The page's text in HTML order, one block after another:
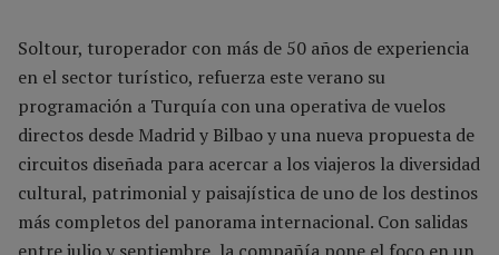
Soltour, turoperador con más de 50 años de experiencia
en el sector turístico, refuerza este verano su
programación a Turquía con una operativa de vuelos
directos desde Madrid y Bilbao y una nueva propuesta de
circuitos diseñada para acercar a los viajeros la diversidad
cultural, patrimonial y paisajística de uno de los destinos
más completos del panorama internacional. Con salidas